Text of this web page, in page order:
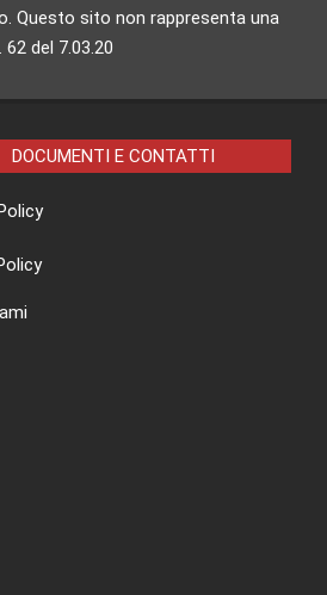
Questo sito non rappresenta una
del 7.03.20
DOCUMENTI E CONTATTI